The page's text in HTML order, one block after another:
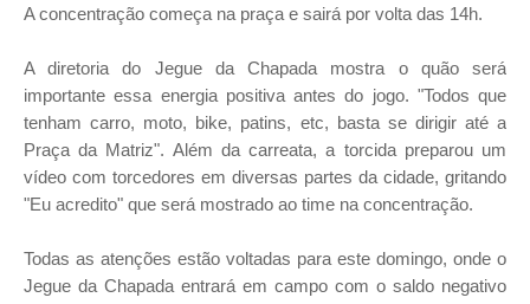
A concentração começa na praça e sairá por volta das 14h.
A diretoria do Jegue da Chapada mostra o quão será
importante essa energia positiva antes do jogo. "Todos que
tenham carro, moto, bike, patins, etc, basta se dirigir até a
Praça da Matriz". Além da carreata, a torcida preparou um
vídeo com torcedores em diversas partes da cidade, gritando
"Eu acredito" que será mostrado ao time na concentração.
Todas as atenções estão voltadas para este domingo, onde o
Jegue da Chapada entrará em campo com o saldo negativo